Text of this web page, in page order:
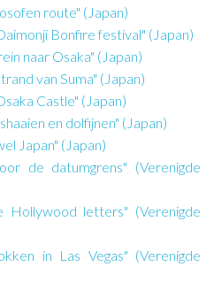
route" (Japan)
Bonfire festival" (Japan)
naar Osaka" (Japan)
van Suma" (Japan)
Castle" (Japan)
en dolfijnen" (Japan)
Japan" (Japan)
de datumgrens" (Verenigde
Hollywood letters" (Verenigde
in Las Vegas" (Verenigde